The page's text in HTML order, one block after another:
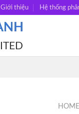
Giới thiệu Hệ thống
HOME